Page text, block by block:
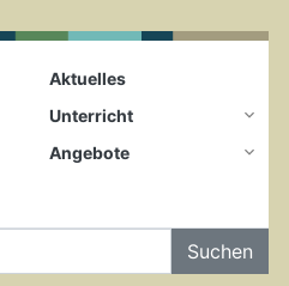
Aktuelles
Unterricht
Angebote